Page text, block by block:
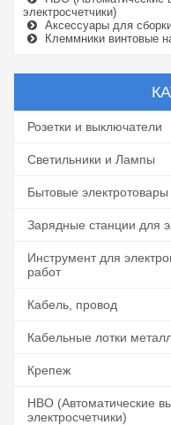
электросчетчики)
Аксессуары для
Клеммники винтовые
Розетки и выключатели
Светильники и Лампы
Бытовые электротовары
Зарядные станции для
Инструмент для
работ
Кабель, провод
Кабельные лотки
Крепеж
НВО (Автоматические
электросчетчики)